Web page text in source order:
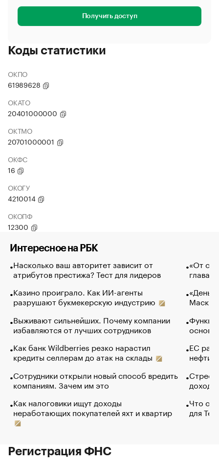
Получить доступ
Коды статистики
ОКПО
61989628
ОКАТО
20401000000
ОКТМО
20701000001
ОКФС
16
ОКОГУ
4210014
ОКОПФ
12300
Интересное на РБК
Насколько ваш авторитет зависит от
атрибутов престижа? Тест для лидеров
Казино проиграло. Как ИИ-агенты
разрушают букмекерскую индустрию
Выживают сильнейших. Почему компании
избавляются от лучших сотрудников
Как банк Wildberries резко нарастил
кредиты селлерам до атак на склады
Сотрудники открыли новый способ вредить
компаниям. Зачем им это
Как налоговики ищут доходы
неработающих покупателей яхт и квартир
«От
глава
Маск в
основ
ЕС
нефти
Что
для
Регистрация ФНС